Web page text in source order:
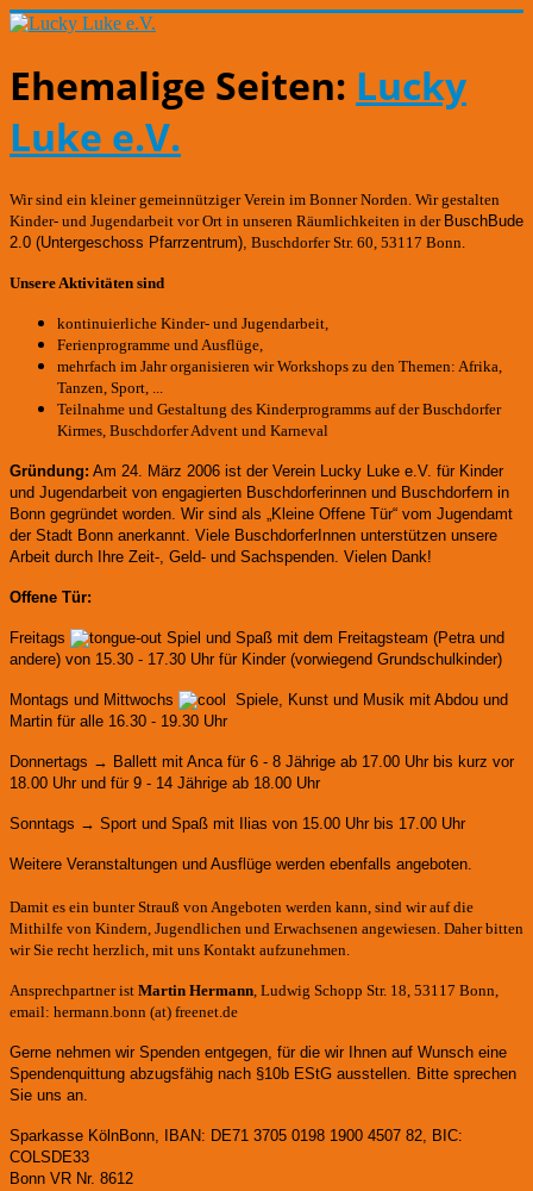
Ehemalige Seiten: Lucky
Luke e.V.
Wir sind ein kleiner gemeinnütziger Verein im Bonner Norden. Wir gestalten
Kinder- und Jugendarbeit vor Ort in unseren Räumlichkeiten in der BuschBude
2.0 (Untergeschoss Pfarrzentrum) Buschdorfer Str. 60, 53117 Bonn.
Unsere Aktivitäten sind
kontinuierliche Kinder- und Jugendarbeit,
Ferienprogramme und Ausflüge,
mehrfach im Jahr organisieren wir Workshops zu den Themen: Afrika,
Tanzen, Sport, ...
Teilnahme und Gestaltung des Kinderprogramms auf der Buschdorfer
Kirmes, Buschdorfer Advent und Karneval
Gründung: Am 24. März 2006 ist der Verein Lucky Luke e.V. für Kinder
und Jugendarbeit von engagierten Buschdorferinnen und Buschdorfern in
Bonn gegründet worden. Wir sind als „Kleine Offene Tür“ vom Jugendamt
der Stadt Bonn anerkannt. Viele BuschdorferInnen unterstützen unsere
Arbeit durch Ihre Zeit-, Geld- und Sachspenden. Vielen Dank!
Offene Tür:
Freitags
Spiel und Spaß mit dem Freitagsteam (Petra und
andere) von 15.30 - 17.30 Uhr für Kinder (vorwiegend Grundschulkinder)
Montags und Mittwochs
Spiele, Kunst und Musik mit Abdou und
Martin für alle 16.30 - 19.30 Uhr
Donnertags → Ballett mit Anca für 6 - 8 Jährige ab 17.00 Uhr bis kurz vor
18.00 Uhr und für 9 - 14 Jährige ab 18.00 Uhr
Sonntags → Sport und Spaß mit Ilias von 15.00 Uhr bis 17.00 Uhr
Weitere Veranstaltungen und Ausflüge werden ebenfalls angeboten.
Damit es ein bunter Strauß von Angeboten werden kann, sind wir auf die
Mithilfe von Kindern, Jugendlichen und Erwachsenen angewiesen. Daher bitten
wir Sie recht herzlich, mit uns Kontakt aufzunehmen.
Ansprechpartner ist Martin Hermann , Ludwig Schopp Str. 18, 53117 Bonn,
email: hermann.bonn (at) freenet.de
Gerne nehmen wir Spenden entgegen, für die wir Ihnen auf Wunsch eine
Spendenquittung abzugsfähig nach §10b EStG ausstellen. Bitte sprechen
Sie uns an.
Sparkasse KölnBonn, IBAN: DE71 3705 0198 1900 4507 82, BIC:
COLSDE33
Bonn VR Nr. 8612